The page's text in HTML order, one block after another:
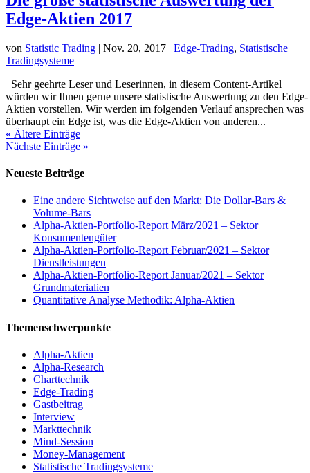
Edge-Aktien 2017
von Statistic Trading | Nov. 20, 2017 | Edge-Trading, Statistische
Tradingsysteme
Sehr geehrte Leser und Leserinnen, in diesem Content-Artikel
würden wir Ihnen gerne unsere statistische Auswertung zu den Edge-
Aktien vorstellen. Wir werden im folgenden Verlauf ansprechen was
überhaupt ein Edge ist, was die Edge-Aktien von anderen...
« Ältere Einträge
Nächste Einträge »
Neueste Beiträge
Eine andere Sichtweise auf den Markt: Die Dollar-Bars &
Volume-Bars
Alpha-Aktien-Portfolio-Report März/2021 – Sektor
Konsumentengüter
Alpha-Aktien-Portfolio-Report Februar/2021 – Sektor
Dienstleistungen
Alpha-Aktien-Portfolio-Report Januar/2021 – Sektor
Grundmaterialien
Quantitative Analyse Methodik: Alpha-Aktien
Themenschwerpunkte
Alpha-Aktien
Alpha-Research
Charttechnik
Edge-Trading
Gastbeitrag
Interview
Markttechnik
Mind-Session
Money-Management
Statistische Tradingsysteme